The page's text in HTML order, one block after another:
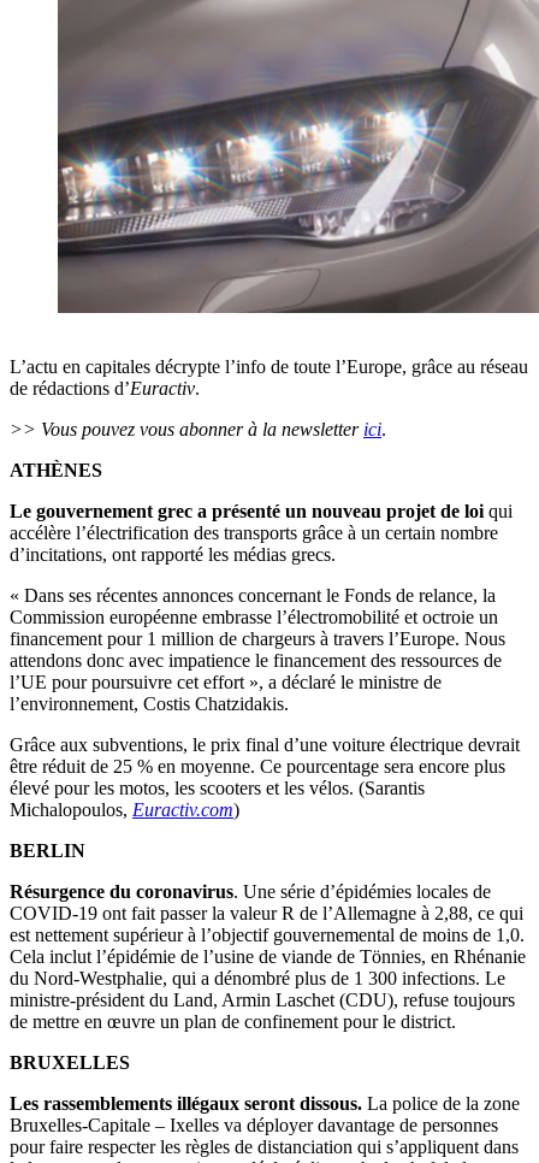
L’actu en capitales décrypte l’info de toute l’Europe, grâce au réseau
de rédactions d’Euractiv.
>> Vous pouvez vous abonner à la newsletter ici.
ATHÈNES
Le gouvernement grec a présenté un nouveau projet de loi qui
accélère l’électrification des transports grâce à un certain nombre
d’incitations, ont rapporté les médias grecs.
« Dans ses récentes annonces concernant le Fonds de relance, la
Commission européenne embrasse l’électromobilité et octroie un
financement pour 1 million de chargeurs à travers l’Europe. Nous
attendons donc avec impatience le financement des ressources de
l’UE pour poursuivre cet effort », a déclaré le ministre de
l’environnement, Costis Chatzidakis.
Grâce aux subventions, le prix final d’une voiture électrique devrait
être réduit de 25 % en moyenne. Ce pourcentage sera encore plus
élevé pour les motos, les scooters et les vélos. (Sarantis
Michalopoulos, Euractiv.com)
BERLIN
Résurgence du coronavirus. Une série d’épidémies locales de
COVID-19 ont fait passer la valeur R de l’Allemagne à 2,88, ce qui
est nettement supérieur à l’objectif gouvernemental de moins de 1,0.
Cela inclut l’épidémie de l’usine de viande de Tönnies, en Rhénanie
du Nord-Westphalie, qui a dénombré plus de 1 300 infections. Le
ministre-président du Land, Armin Laschet (CDU), refuse toujours
de mettre en œuvre un plan de confinement pour le district.
BRUXELLES
Les rassemblements illégaux seront dissous. La police de la zone
Bruxelles-Capitale – Ixelles va déployer davantage de personnes
pour faire respecter les règles de distanciation qui s’appliquent dans